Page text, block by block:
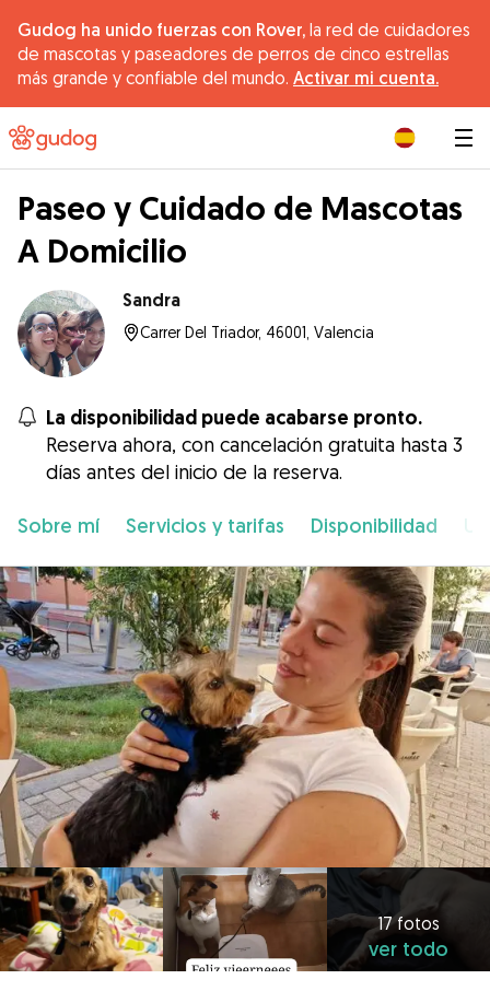
Gudog ha unido fuerzas con Rover, la red de cuidadores
de mascotas y paseadores de perros de cinco estrellas
más grande y confiable del mundo. Activar mi cuenta.
Paseo y Cuidado de Mascotas
A Domicilio
Sandra
Carrer Del Triador, 46001, Valencia
La disponibilidad puede acabarse pronto.
Reserva ahora, con cancelación gratuita hasta 3
días antes del inicio de la reserva.
Sobre mí Servicios y tarifas Disponibilidad
17 fotos
ver todo